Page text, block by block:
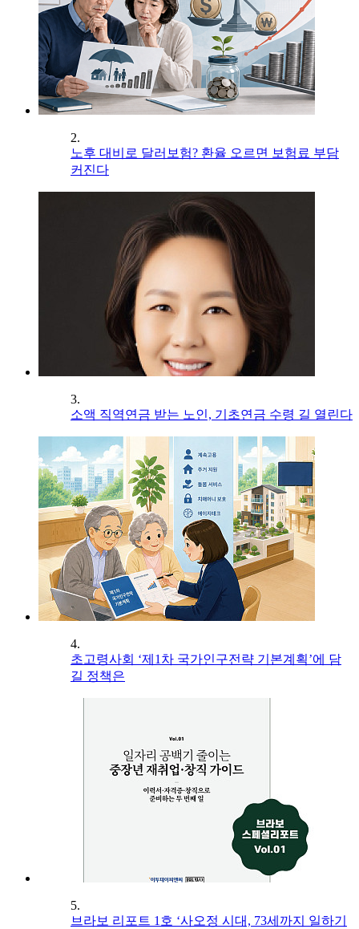
2.
노후 대비로 달러보험? 환율 오르면 보험료 부담
커진다
3.
소액 직역연금 받는 노인, 기초연금 수령 길 열린다
4.
초고령사회 ‘제1차 국가인구전략 기본계획’에 담
길 정책은
5.
브라보 리포트 1호 ‘사오정 시대, 73세까지 일하기